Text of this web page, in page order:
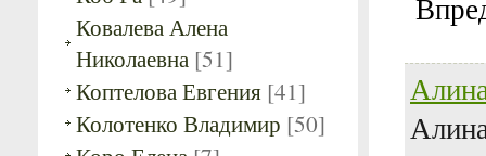
Ковалева Алена
Николаевна [51]
Коптелова Евгения [41]
Колотенко Владимир [50]